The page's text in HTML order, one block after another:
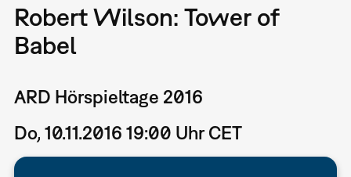
Robert Wilson: Tower of
Babel
ARD Hörspieltage 2016
Do, 10.11.2016 19:00 Uhr CET